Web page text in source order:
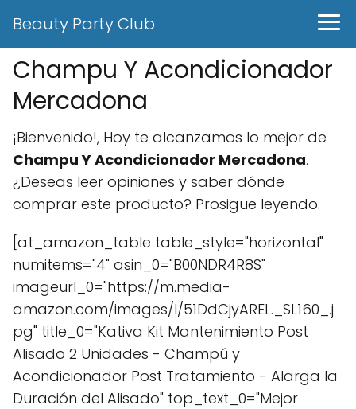
Beauty Party Club
Champu Y Acondicionador
Mercadona
¡Bienvenido!, Hoy te alcanzamos lo mejor de
Champu Y Acondicionador Mercadona.
¿Deseas leer opiniones y saber dónde
comprar este producto? Prosigue leyendo.
[at_amazon_table table_style="horizontal"
numitems="4" asin_0="B00NDR4R8S"
imageurl_0="https://m.media-
amazon.com/images/I/51DdCjyAREL._SL160_.j
pg" title_0="Kativa Kit Mantenimiento Post
Alisado 2 Unidades - Champú y
Acondicionador Post Tratamiento - Alarga la
Duración del Alisado" top_text_0="Mejor